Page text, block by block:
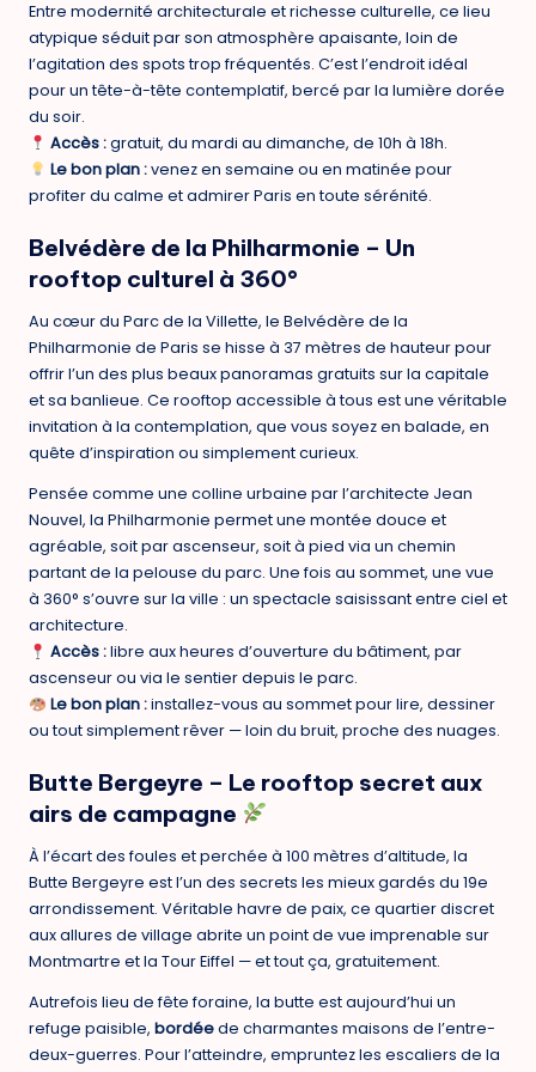
Entre modernité architecturale et richesse culturelle, ce lieu
atypique séduit par son atmosphère apaisante, loin de
l’agitation des spots trop fréquentés. C’est l’endroit idéal
pour un tête-à-tête contemplatif, bercé par la lumière dorée
du soir.
Accès :gratuit, du mardi au dimanche, de 10h à 18h.
Le bon plan :venez en semaine ou en matinée pour
profiter du calme et admirer Paris en toute sérénité.
Belvédère de la Philharmonie – Un
rooftop culturel à 360°
Au cœur du Parc de la Villette, le Belvédère de la
Philharmonie de Paris se hisse à 37 mètres de hauteur pour
offrir l’un des plus beaux panoramas gratuits sur la capitale
et sa banlieue. Ce rooftop accessible à tous est une véritable
invitation à la contemplation, que vous soyez en balade, en
quête d’inspiration ou simplement curieux.
Pensée comme une colline urbaine par l’architecte Jean
Nouvel, la Philharmonie permet une montée douce et
agréable, soit par ascenseur, soit à pied via un chemin
partant de la pelouse du parc. Une fois au sommet, une vue
à 360° s’ouvre sur la ville : un spectacle saisissant entre ciel et
architecture.
Accès :libre aux heures d’ouverture du bâtiment, par
ascenseur ou via le sentier depuis le parc.
Le bon plan :installez-vous au sommet pour lire, dessiner
ou tout simplement rêver — loin du bruit, proche des nuages.
Butte Bergeyre – Le rooftop secret aux
airs de campagne
À l’écart des foules et perchée à 100 mètres d’altitude, la
Butte Bergeyre est l’un des secrets les mieux gardés du 19e
arrondissement. Véritable havre de paix, ce quartier discret
aux allures de village abrite un point de vue imprenable sur
Montmartre et la Tour Eiffel — et tout ça, gratuitement.
Autrefois lieu de fête foraine, la butte est aujourd’hui un
refuge paisible, bordéede charmantes maisons de l’entre-
deux-guerres. Pour l’atteindre, empruntez les escaliers de la